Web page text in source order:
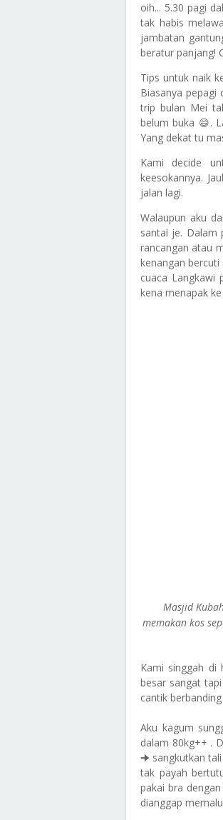
oih... 5.30 pagi
tak habis
jambatan
beratur panjang!
Tips untuk naik
Biasanya
trip bulan Mei
belum buka 😄.
Yang dekat tu
Kami decide
keesokannya.
jalan lagi.
Walaupun aku
santai je. Dalam
rancangan atau
kenangan
cuaca
kena menapak
Masjid
memakan kos
Kami singgah di
besar sangat
cantik
Aku kagum
dalam 80kg++ .
🠊 sangkutkan
tak payah
pakai bra
dianggap